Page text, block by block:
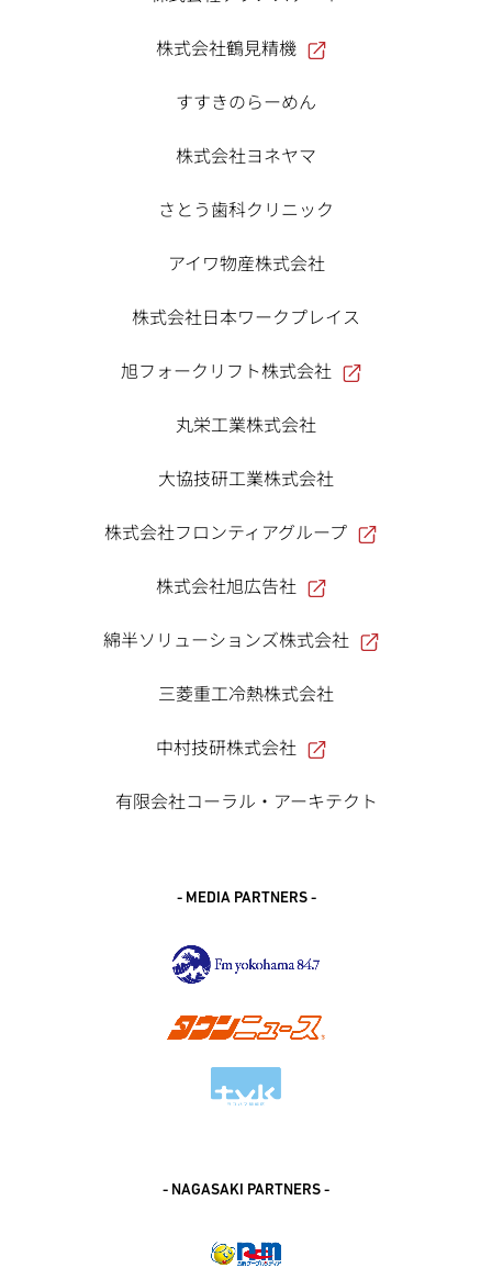
株式会社鶴見精機
すすきのらーめん
株式会社ヨネヤマ
さとう歯科クリニック
アイワ物産株式会社
株式会社日本ワークプレイス
旭フォークリフト株式会社
丸栄工業株式会社
大協技研工業株式会社
株式会社フロンティアグループ
株式会社旭広告社
綿半ソリューションズ株式会社
三菱重工冷熱株式会社
中村技研株式会社
有限会社コーラル・アーキテクト
- MEDIA PARTNERS -
- NAGASAKI PARTNERS -